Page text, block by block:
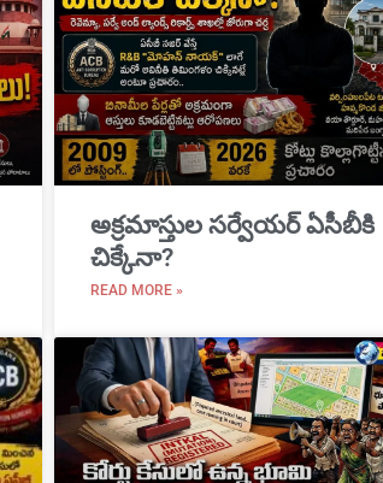
అక్రమాస్తుల సర్వేయర్ ఏసీబీకి
చిక్కేనా?
READ MORE »